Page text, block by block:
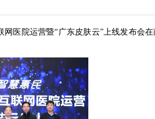
医院运营暨“广东皮肤云”上线发布会